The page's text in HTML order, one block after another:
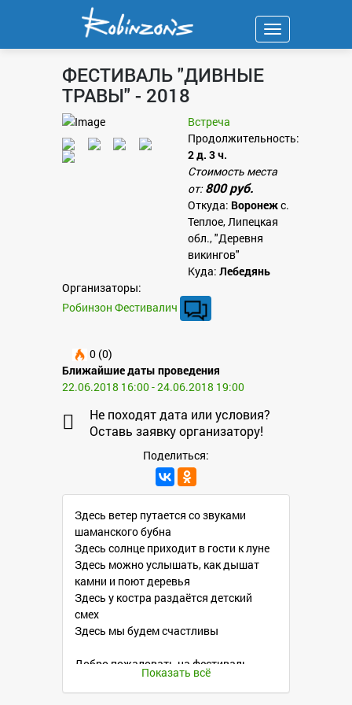
Навигация
ФЕСТИВАЛЬ "ДИВНЫЕ
ТРАВЫ" - 2018
Встреча
Продолжительность:
2 д. 3 ч.
Стоимость места
от: 800 руб.
Откуда: Воронежс.
Теплое, Липецкая
обл., "Деревня
викингов"
Куда: Лебедянь
Организаторы:
Робинзон Фестивалич
0 (0)
Ближайшие даты проведения
22.06.2018 16:00 - 24.06.2018 19:00
Не походят дата или условия?
Оставь заявку организатору!
Поделиться:
Здесь ветер путается со звуками
шаманского бубна
Здесь солнце приходит в гости к луне
Здесь можно услышать, как дышат
камни и поют деревья
Здесь у костра раздаётся детский
смех
Здесь мы будем счастливы
Добро пожаловать на фестиваль
музыки, творчества и йоги "Дивные
травы"!
Показать всё